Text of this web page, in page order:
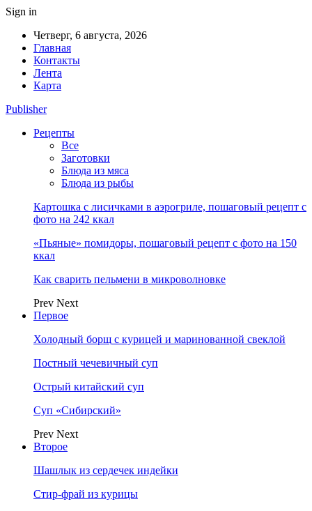
Sign in
Четверг, 6 августа, 2026
Главная
Контакты
Лента
Карта
Publisher
Рецепты
Все
Заготовки
Блюда из мяса
Блюда из рыбы
Картошка с лисичками в аэрогриле, пошаговый рецепт с
фото на 242 ккал
«Пьяные» помидоры, пошаговый рецепт с фото на 150
ккал
Как сварить пельмени в микроволновке
Prev Next
Первое
Холодный борщ с курицей и маринованной свеклой
Постный чечевичный суп
Острый китайский суп
Суп «Сибирский»
Prev Next
Второе
Шашлык из сердечек индейки
Стир-фрай из курицы